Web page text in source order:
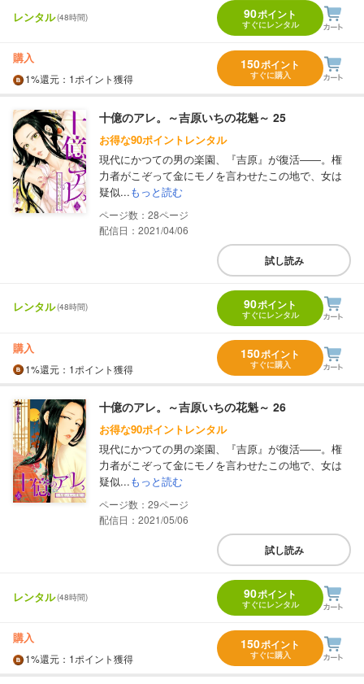
レンタル(48時間) 90ポイント
すぐにレンタル
購入
1%還元 ：1ポイント獲得
150ポイント
すぐに購入
十億のアレ。～吉原いちの花魁～ 25
お得な90ポイントレンタル
現代にかつての男の楽園、『吉原』が復活――。権
力者がこぞって金にモノを言わせたこの地で、女は
疑似...もっと読む
28
配信日：2021/04/06
試し読み
レンタル(48時間) 90ポイント
すぐにレンタル
購入
1%還元 ：1ポイント獲得
150ポイント
すぐに購入
十億のアレ。～吉原いちの花魁～ 26
お得な90ポイントレンタル
現代にかつての男の楽園、『吉原』が復活――。権
力者がこぞって金にモノを言わせたこの地で、女は
疑似...もっと読む
29
配信日：2021/05/06
試し読み
レンタル(48時間) 90ポイント
すぐにレンタル
購入
1%還元 ：1ポイント獲得
150ポイント
すぐに購入